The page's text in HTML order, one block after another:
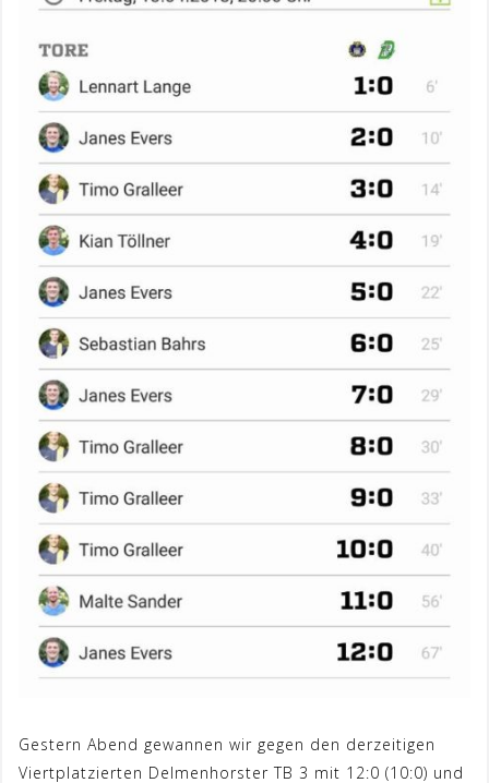
Gestern Abend gewannen wir gegen den derzeitigen
Viertplatzierten Delmenhorster TB 3 mit 12:0 (10:0) und